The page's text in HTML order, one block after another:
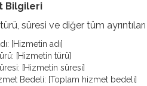
Bilgileri
süresi ve diğer tüm
[Hizmetin adı]
[Hizmetin türü]
[Hizmetin süresi]
Bedeli: [Toplam hizmet bedeli]